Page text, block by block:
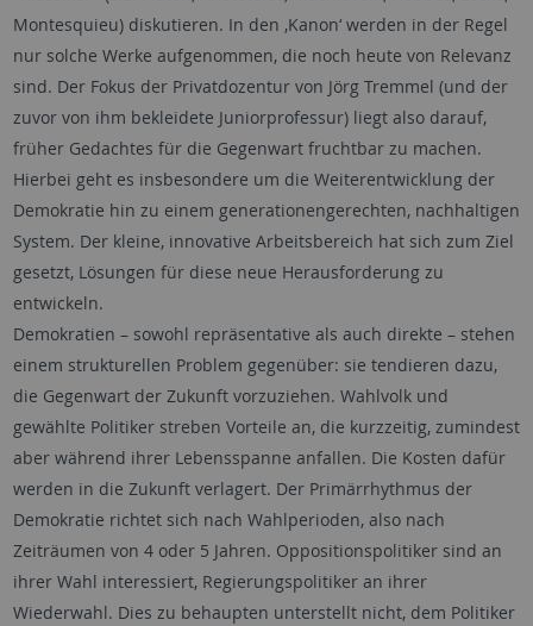
Montesquieu) diskutieren. In den ‚Kanon‘ werden in der Regel
nur solche Werke aufgenommen, die noch heute von Relevanz
sind. Der Fokus der Privatdozentur von Jörg Tremmel (und der
zuvor von ihm bekleidete Juniorprofessur) liegt also darauf,
früher Gedachtes für die Gegenwart fruchtbar zu machen.
Hierbei geht es insbesondere um die Weiterentwicklung der
Demokratie hin zu einem generationengerechten, nachhaltigen
System. Der kleine, innovative Arbeitsbereich hat sich zum Ziel
gesetzt, Lösungen für diese neue Herausforderung zu
entwickeln.
Demokratien – sowohl repräsentative als auch direkte – stehen
einem strukturellen Problem gegenüber: sie tendieren dazu,
die Gegenwart der Zukunft vorzuziehen. Wahlvolk und
gewählte Politiker streben Vorteile an, die kurzzeitig, zumindest
aber während ihrer Lebensspanne anfallen. Die Kosten dafür
werden in die Zukunft verlagert. Der Primärrhythmus der
Demokratie richtet sich nach Wahlperioden, also nach
Zeiträumen von 4 oder 5 Jahren. Oppositionspolitiker sind an
ihrer Wahl interessiert, Regierungspolitiker an ihrer
Wiederwahl. Dies zu behaupten unterstellt nicht, dem Politiker